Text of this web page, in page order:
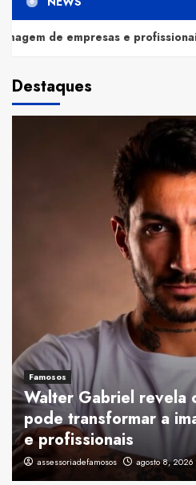
profissionais
Destaques
Famosos
Walter Gabriel revela
pode transformar a
e profissionais
assessoriadefamosos agosto 8, 2026